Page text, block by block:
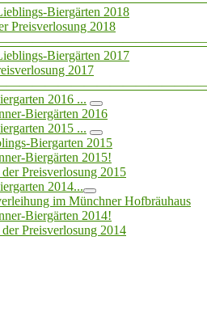
Biergärten 2018
Preisverlosung 2018
Biergärten 2017
2017
2016 ...
Biergärten 2016
2015 ...
Biergarten 2015
Biergärten 2015!
Preisverlosung 2015
2014...
im Münchner Hofbräuhaus
Biergärten 2014!
Preisverlosung 2014